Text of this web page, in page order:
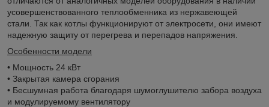
усовершенствованного теплообменника из нержавеющей
стали. Так как котлы функционируют от электросети, они имеют
надежную защиту от перегрева и перепадов напряжения.
Особенности модели
• Мощность 24 кВт
• Закрытая камера сгорания
• Бесшумная работа благодаря шумоглушителю забора воздуха
и модулируемому вентилятору